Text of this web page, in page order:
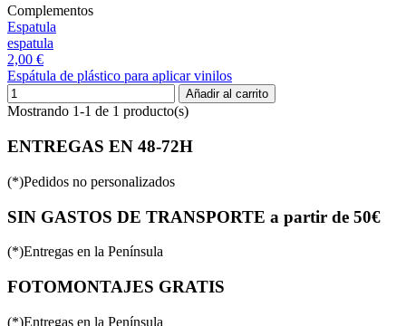
Complementos
Espatula
espatula
2,00 €
Espátula de plástico para aplicar vinilos
Añadir al carrito
Mostrando 1-1 de 1 producto(s)
ENTREGAS EN 48-72H
(*)Pedidos no personalizados
SIN GASTOS DE TRANSPORTE a partir de 50€
(*)Entregas en la Península
FOTOMONTAJES GRATIS
(*)Entregas en la Península